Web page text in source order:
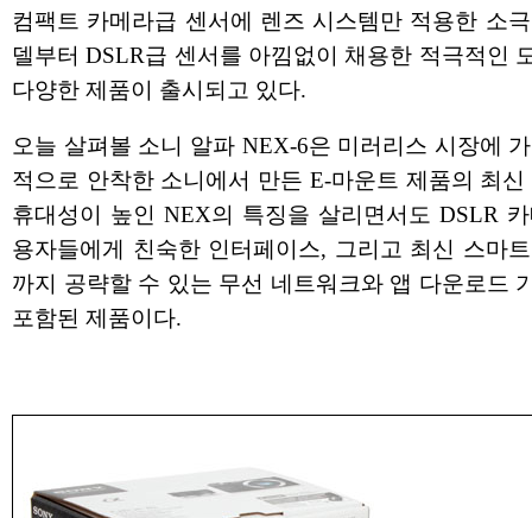
컴팩트 카메라급 센서에 렌즈 시스템만 적용한 소
델부터 DSLR급 센서를 아낌없이 채용한 적극적인
다양한 제품이 출시되고 있다.
오늘 살펴볼 소니 알파 NEX-6은 미러리스 시장에
적으로 안착한 소니에서 만든 E-마운트 제품의 최신
휴대성이 높인 NEX의 특징을 살리면서도 DSLR
용자들에게 친숙한 인터페이스, 그리고 최신 스마
까지 공략할 수 있는 무선 네트워크와 앱 다운로드
포함된 제품이다.